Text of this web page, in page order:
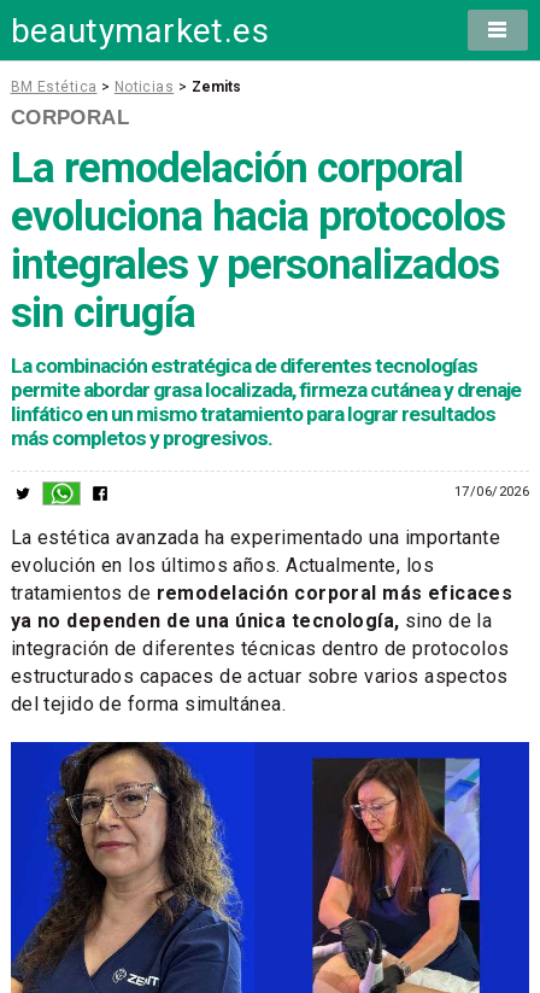
beautymarket.es
BM Estética > Noticias > Zemits
CORPORAL
La remodelación corporal
evoluciona hacia protocolos
integrales y personalizados
sin cirugía
La combinación estratégica de diferentes tecnologías
permite abordar grasa localizada, firmeza cutánea y drenaje
linfático en un mismo tratamiento para lograr resultados
más completos y progresivos.
17/06/2026
La estética avanzada ha experimentado una importante
evolución en los últimos años. Actualmente, los
tratamientos de remodelación corporal más eficaces
ya no dependen de una única tecnología, sino de la
integración de diferentes técnicas dentro de protocolos
estructurados capaces de actuar sobre varios aspectos
del tejido de forma simultánea.